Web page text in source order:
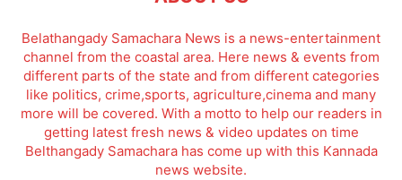
Belathangady Samachara News is a news-entertainment
channel from the coastal area. Here news & events from
different parts of the state and from different categories
like politics, crime,sports, agriculture,cinema and many
more will be covered. With a motto to help our readers in
getting latest fresh news & video updates on time
Belthangady Samachara has come up with this Kannada
news website.